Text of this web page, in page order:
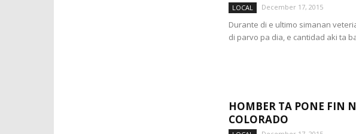
LOCAL December 17, 2015
Durante di e ultimo simanan
di parvo pa dia, e cantidad aki ta
HOMBER TA PONE FIN
COLORADO